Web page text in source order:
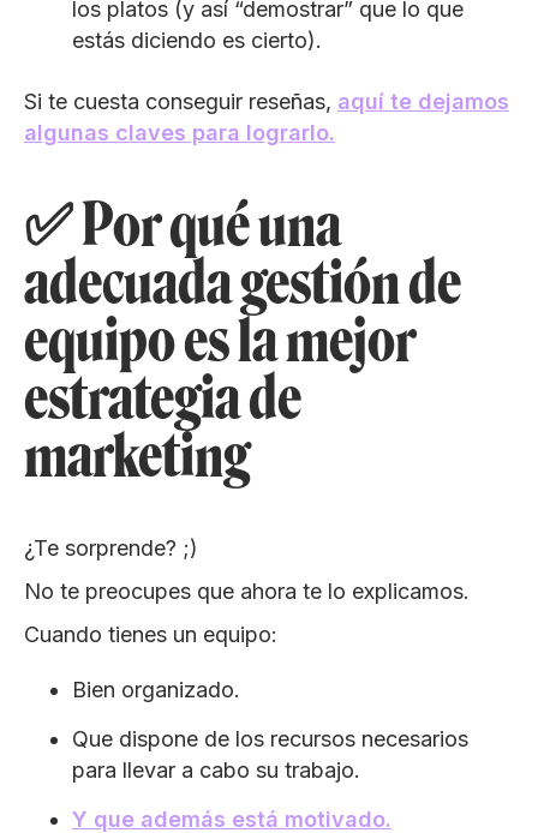
los platos (y así “demostrar” que lo que
estás diciendo es cierto).
Si te cuesta conseguir reseñas, aquí te dejamos
algunas claves para lograrlo.
✅ Por qué una
adecuada gestión de
equipo es la mejor
estrategia de
marketing
¿Te sorprende? ;)
No te preocupes que ahora te lo explicamos.
Cuando tienes un equipo:
Bien organizado.
Que dispone de los recursos necesarios
para llevar a cabo su trabajo.
Y que además está motivado.